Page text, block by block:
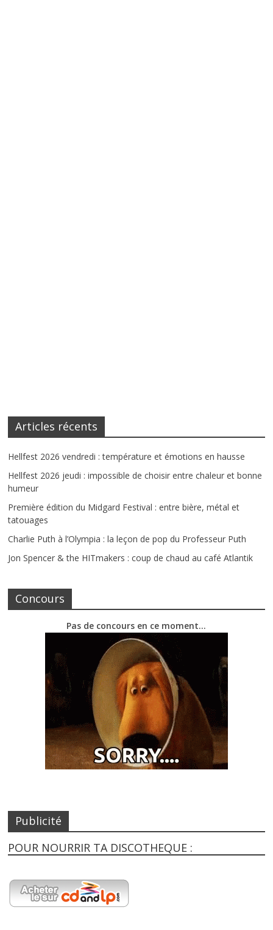
Articles récents
Hellfest 2026 vendredi : température et émotions en hausse
Hellfest 2026 jeudi : impossible de choisir entre chaleur et bonne
humeur
Première édition du Midgard Festival : entre bière, métal et
tatouages
Charlie Puth à l’Olympia : la leçon de pop du Professeur Puth
Jon Spencer & the HITmakers : coup de chaud au café Atlantik
Concours
Pas de concours en ce moment…
Publicité
POUR NOURRIR TA DISCOTHEQUE :